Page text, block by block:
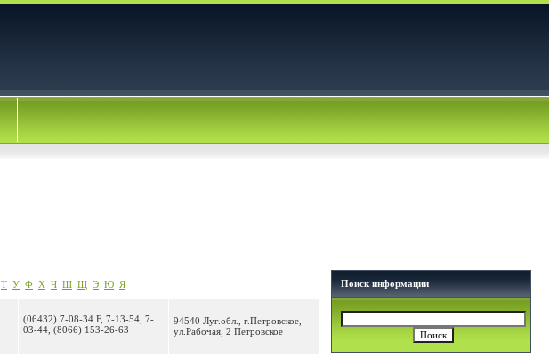
Т У Ф Х Ч Ш Щ Э Ю Я
(06432) 7-08-34 F, 7-13-54, 7-
03-44, (8066) 153-26-63
94540 Луг.обл., г.Петровское,
ул.Рабочая, 2 Петровское
Поиск информации